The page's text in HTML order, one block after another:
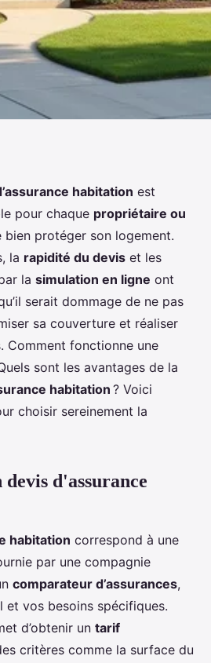
habitation :
pour bien
• 7 min de lecture
habitation est
pour chaque propriétaire ou
bien protéger son logement.
la rapidité du devis et les
la simulation en ligne ont
serait dommage de ne pas
sa couverture et réaliser
Comment fonctionne une
sont les avantages de la
habitation ? Voici
choisir sereinement la
d'assurance
habitation correspond à une
par une compagnie
comparateur d’assurances,
et vos besoins spécifiques.
d’obtenir un tarif
critères comme la surface du